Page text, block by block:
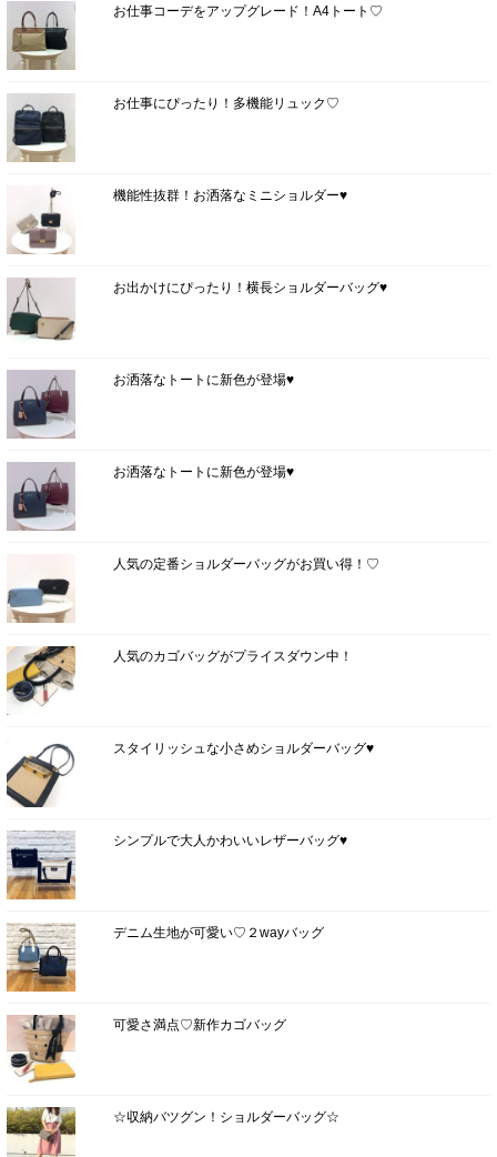
お仕事コーデをアップグレード！A4トート♡
お仕事にぴったり！多機能リュック♡
機能性抜群！お洒落なミニショルダー♥
お出かけにぴったり！横長ショルダーバッグ♥
お洒落なトートに新色が登場♥
お洒落なトートに新色が登場♥
人気の定番ショルダーバッグがお買い得！♡
人気のカゴバッグがプライスダウン中！
スタイリッシュな小さめショルダーバッグ♥
シンプルで大人かわいいレザーバッグ♥
デニム生地が可愛い♡２wayバッグ
可愛さ満点♡新作カゴバッグ
☆収納バツグン！ショルダーバッグ☆